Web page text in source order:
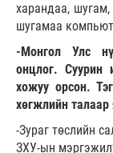
харандаа,
шугамаа
-Монгол Улс
онцлог. Суурин
хожуу орсон.
хөгжлийн талаар
-Зураг төслийн
ЗХУ-ын